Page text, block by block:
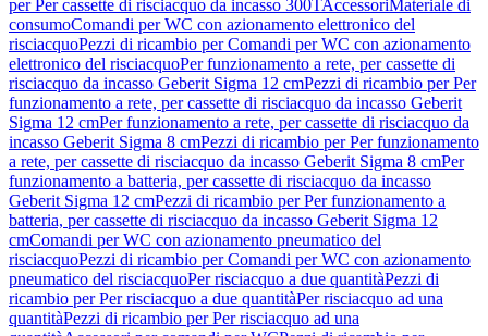
per Per cassette di risciacquo da incasso 300TAccessoriMateriale di
consumoComandi per WC con azionamento elettronico del
risciacquoPezzi di ricambio per Comandi per WC con azionamento
elettronico del risciacquoPer funzionamento a rete, per cassette di
risciacquo da incasso Geberit Sigma 12 cmPezzi di ricambio per Per
funzionamento a rete, per cassette di risciacquo da incasso Geberit
Sigma 12 cmPer funzionamento a rete, per cassette di risciacquo da
incasso Geberit Sigma 8 cmPezzi di ricambio per Per funzionamento
a rete, per cassette di risciacquo da incasso Geberit Sigma 8 cmPer
funzionamento a batteria, per cassette di risciacquo da incasso
Geberit Sigma 12 cmPezzi di ricambio per Per funzionamento a
batteria, per cassette di risciacquo da incasso Geberit Sigma 12
cmComandi per WC con azionamento pneumatico del
risciacquoPezzi di ricambio per Comandi per WC con azionamento
pneumatico del risciacquoPer risciacquo a due quantitàPezzi di
ricambio per Per risciacquo a due quantitàPer risciacquo ad una
quantitàPezzi di ricambio per Per risciacquo ad una